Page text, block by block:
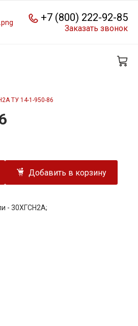
+7 (800) 222-92-85
Заказать звонок
ТУ 14-1-950-86
Добавить в корзину
- 30ХГСН2А;